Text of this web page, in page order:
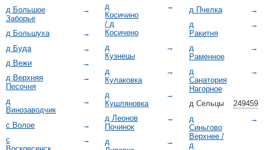
→
д Большое
Заборье
→
д Большуха
→
д Буда
→
д Вежи
→
д Верхняя
Песочня
→
д
Винозаводчик
→
с Волое
→
с
→
д
Косичино
/ д
Косичено
→
д
Кузнецы
→
д
Кулаковка
→
д
Кушляновка
→
д Леонов
Починок
→
д
→
д Пчелка
→
д
Ракитня
→
д
Раменное
→
д
Санатория
Нагорное
249459
д Сельцы
→
д
Синьгово
Верхнее /
д